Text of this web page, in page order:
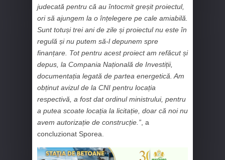
judecată pentru că au întocmit greșit proiectul,
ori să ajungem la o înțelegere pe cale amiabilă.
Sunt totuși trei ani de zile și proiectul nu este în
regulă și nu putem să-l depunem spre
finanțare. Tot pentru acest proiect am refăcut și
depus, la Compania Națională de Investiții,
documentația legată de partea energetică. Am
obținut avizul de la CNI pentru locația
respectivă, a fost dat ordinul ministrului, pentru
a putea scoate locația la licitație, doar că noi nu
avem autorizație de construcție.” , a
concluzionat Sporea.